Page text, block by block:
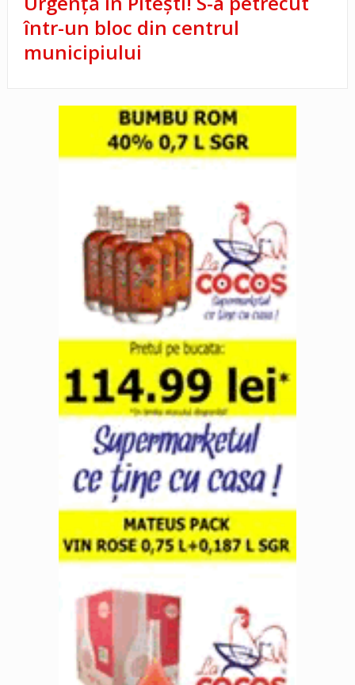
într-un bloc din centrul
municipiului